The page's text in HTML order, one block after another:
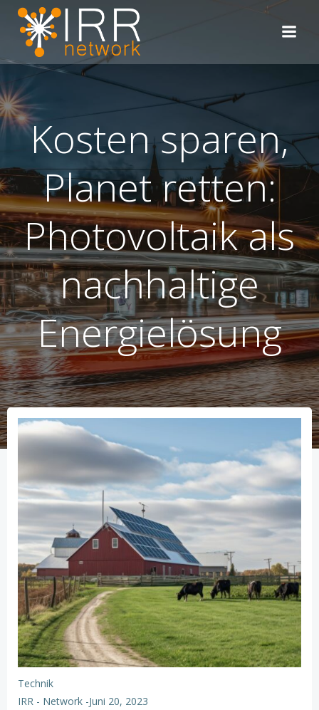
Kosten sparen,
Planet retten:
Photovoltaik als
nachhaltige
Energielösung
Technik
IRR - Network -Juni 20, 2023